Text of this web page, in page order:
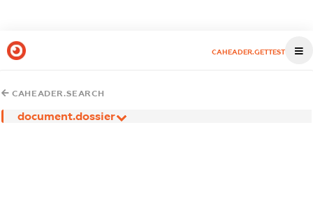
CAHEADER.GETTEST
CAHEADER.SEARCH
document.dossier